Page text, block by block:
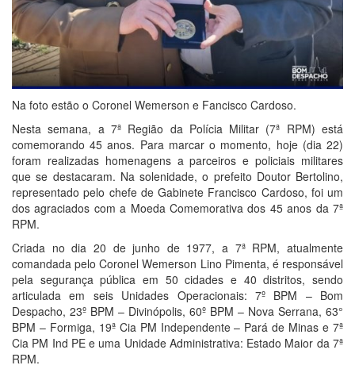
Na foto estão o Coronel Wemerson e Fancisco Cardoso.
Nesta semana, a 7ª Região da Polícia Militar (7ª RPM) está
comemorando 45 anos. Para marcar o momento, hoje (dia 22)
foram realizadas homenagens a parceiros e policiais militares
que se destacaram. Na solenidade, o prefeito Doutor Bertolino,
representado pelo chefe de Gabinete Francisco Cardoso, foi um
dos agraciados com a Moeda Comemorativa dos 45 anos da 7ª
RPM.
Criada no dia 20 de junho de 1977, a 7ª RPM, atualmente
comandada pelo Coronel Wemerson Lino Pimenta, é responsável
pela segurança pública em 50 cidades e 40 distritos, sendo
articulada em seis Unidades Operacionais: 7º BPM – Bom
Despacho, 23º BPM – Divinópolis, 60º BPM – Nova Serrana, 63°
BPM – Formiga, 19ª Cia PM Independente – Pará de Minas e 7ª
Cia PM Ind PE e uma Unidade Administrativa: Estado Maior da 7ª
RPM.